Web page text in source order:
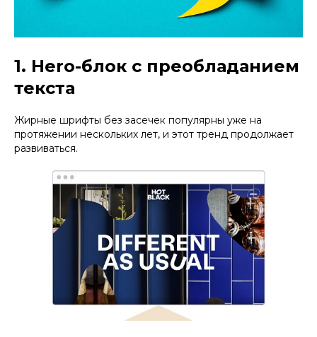
1. Hero-блок с преобладанием
текста
Жирные шрифты без засечек популярны уже на
протяжении нескольких лет, и этот тренд продолжает
развиваться.